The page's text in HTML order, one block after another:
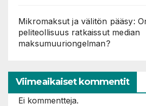
Mikromaksut ja välitön pääsy:
peliteollisuus ratkaissut median
maksumuuriongelman?
Viimeaikaiset kommentit
Ei kommentteja.